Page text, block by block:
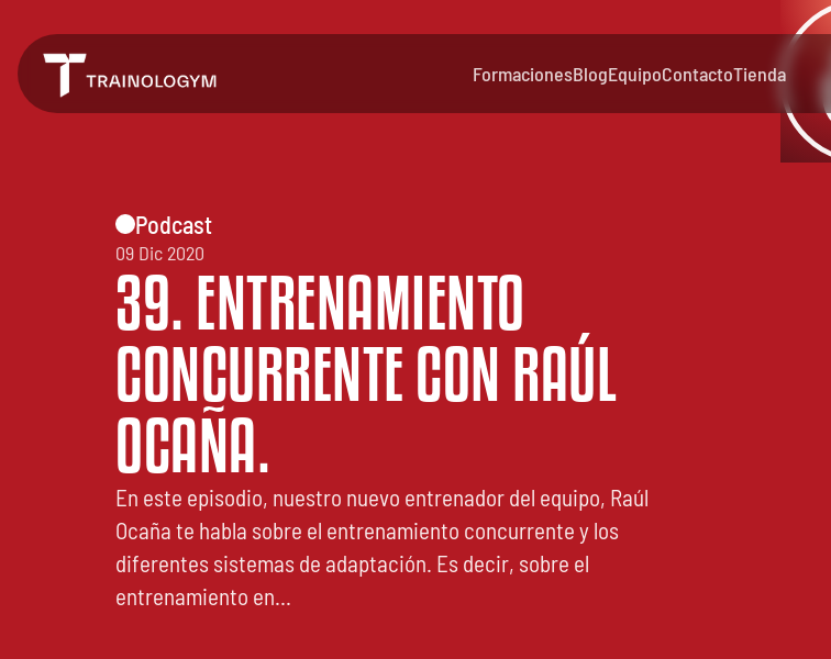
FormacionesBlogEquipoContactoTienda
Podcast
09 Dic 2020
39. ENTRENAMIENTO
CONCURRENTE CON RAÚL
OCAÑA.
En este episodio, nuestro nuevo entrenador del equipo, Raúl
Ocaña te habla sobre el entrenamiento concurrente y los
diferentes sistemas de adaptación. Es decir, sobre el
entrenamiento en…